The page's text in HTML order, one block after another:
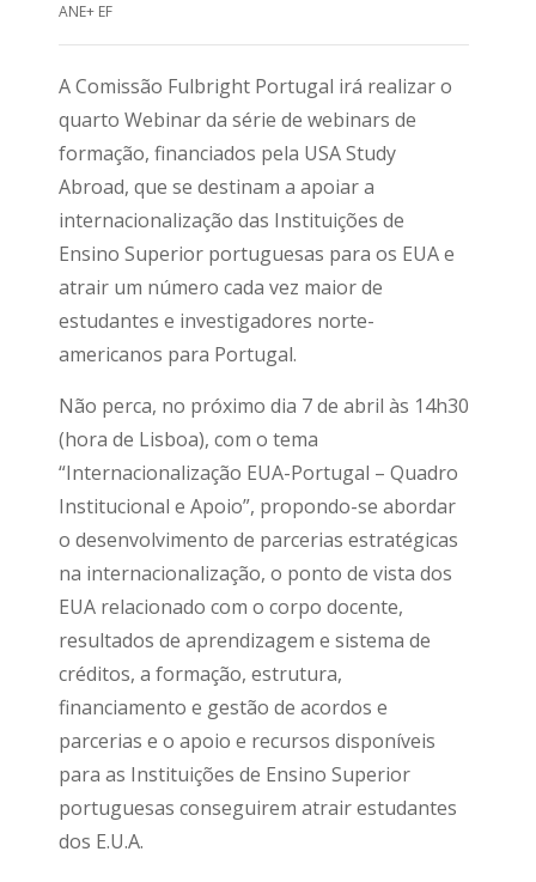
ANE+ EF
A Comissão Fulbright Portugal irá realizar o
quarto Webinar da série de webinars de
formação, financiados pela USA Study
Abroad, que se destinam a apoiar a
internacionalização das Instituições de
Ensino Superior portuguesas para os EUA e
atrair um número cada vez maior de
estudantes e investigadores norte-
americanos para Portugal.
Não perca, no próximo dia 7 de abril às 14h30
(hora de Lisboa), com o tema
“Internacionalização EUA-Portugal – Quadro
Institucional e Apoio”, propondo-se abordar
o desenvolvimento de parcerias estratégicas
na internacionalização, o ponto de vista dos
EUA relacionado com o corpo docente,
resultados de aprendizagem e sistema de
créditos, a formação, estrutura,
financiamento e gestão de acordos e
parcerias e o apoio e recursos disponíveis
para as Instituições de Ensino Superior
portuguesas conseguirem atrair estudantes
dos E.U.A.